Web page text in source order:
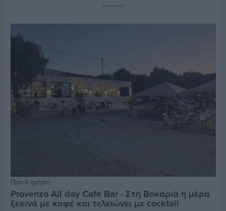
Διαφήμιση
Πριν 8 ημέρες
Provenzo All day Cafe Bar - Στη Βοκαριά η μέρα
ξεκινά με καφέ και τελειώνει με cocktail